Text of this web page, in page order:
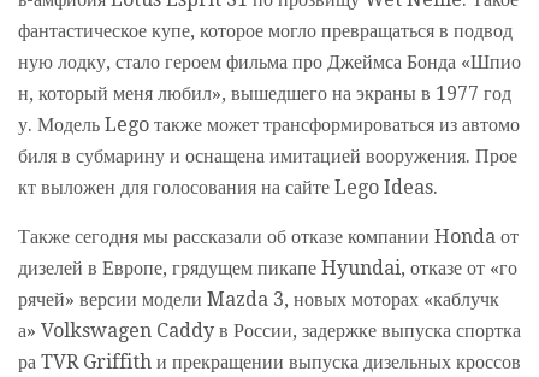
фантастическое купе, которое могло превращаться в подвод
ную лодку, стало героем фильма про Джеймса Бонда «Шпио
н, который меня любил», вышедшего на экраны в 1977 год
у. Модель Lego также может трансформироваться из автомо
биля в субмарину и оснащена имитацией вооружения. Прое
кт выложен для голосования на сайте Lego Ideas.
Также сегодня мы рассказали об отказе компании Honda от
дизелей в Европе, грядущем пикапе Hyundai, отказе от «го
рячей» версии модели Mazda 3, новых моторах «каблучк
а» Volkswagen Caddy в России, задержке выпуска спортка
ра TVR Griffith и прекращении выпуска дизельных кроссов